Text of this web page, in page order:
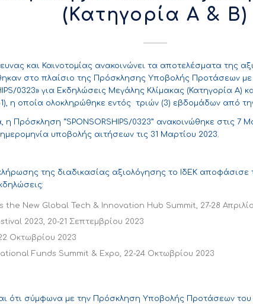
(Κατηγορία Α & Β)
και Καινοτομίας ανακοινώνει τα αποτελέσματα της
στο πλαίσιο της Πρόσκλησης Υποβολής Προτάσεων με
0323» για Εκδηλώσεις Μεγάλης Κλίμακας (Κατηγορία Α)
η οποία ολοκληρώθηκε εντός τριών (3) εβδομάδων από
η Πρόσκληση “SPONSORSHIPS/0323” ανακοινώθηκε στις 7
ημερομηνία υποβολής αιτήσεων τις 31 Μαρτίου 2023.
της διαδικασίας αξιολόγησης το ΙδΕΚ αποφάσισε
the New Global Tech & Innovation Hub Summit, 27-28
2023, 20-21 Σεπτεμβρίου 2023
Οκτωβρίου 2023
Funds Summit & Expo, 22-24 Οκτωβρίου 2023
ότι σύμφωνα με την Πρόσκληση Υποβολής Προτάσεων